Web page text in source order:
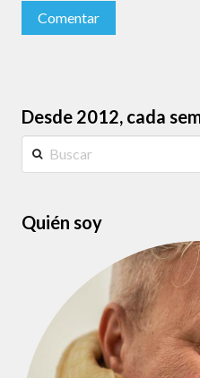
Desde 2012, cada
Buscar
Quién soy